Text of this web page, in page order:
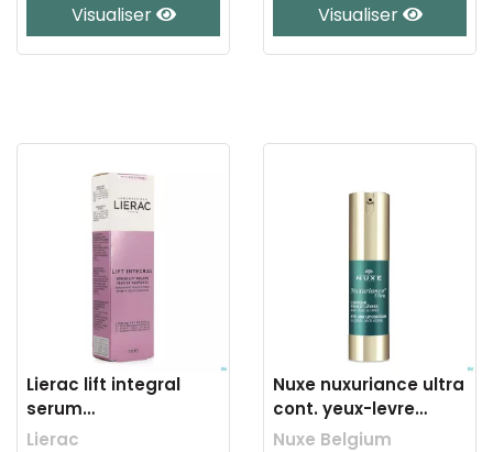
Visualiser Visualiser
Lierac lift integral
serum
yeux&paupieres fl
Lierac
Nuxe nuxuriance ultra
cont. yeux-levre
a/age 15ml
Nuxe Belgium